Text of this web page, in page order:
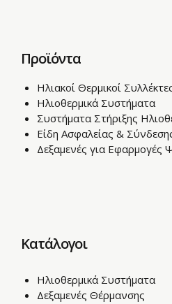
Προϊόντα
Ηλιακοί Θερμικοί
Ηλιοθερμικά Συστήματα
Συστήματα Στήριξης
Είδη Ασφαλείας &
Δεξαμενές για Εφαρμογές
Κατάλογοι
Ηλιοθερμικά Συστήματα
Δεξαμενές Θέρμανσης